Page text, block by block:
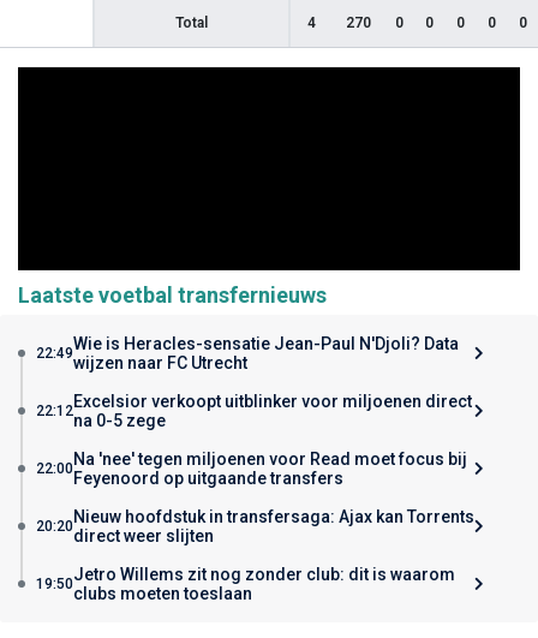
Total 4 270 0 0 0 0 0
Laatste voetbal transfernieuws
22:49Wie is Heracles-sensatie Jean-Paul N'Djoli? Data
wijzen naar FC Utrecht
22:12Excelsior verkoopt uitblinker voor miljoenen direct
na 0-5 zege
22:00Na 'nee' tegen miljoenen voor Read moet focus bij
Feyenoord op uitgaande transfers
20:20Nieuw hoofdstuk in transfersaga: Ajax kan Torrents
direct weer slijten
19:50Jetro Willems zit nog zonder club: dit is waarom
clubs moeten toeslaan